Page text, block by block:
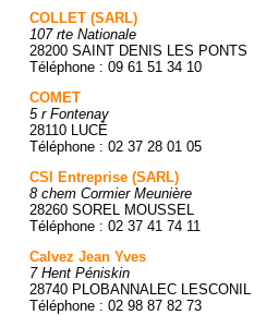
COLLET (SARL)
107 rte Nationale
28200 SAINT DENIS LES PONTS
Téléphone : 09 61 51 34 10
COMET
5 r Fontenay
28110 LUCÉ
Téléphone : 02 37 28 01 05
CSI Entreprise (SARL)
8 chem Cormier Meunière
28260 SOREL MOUSSEL
Téléphone : 02 37 41 74 11
Calvez Jean Yves
7 Hent Péniskin
28740 PLOBANNALEC LESCONIL
Téléphone : 02 98 87 82 73